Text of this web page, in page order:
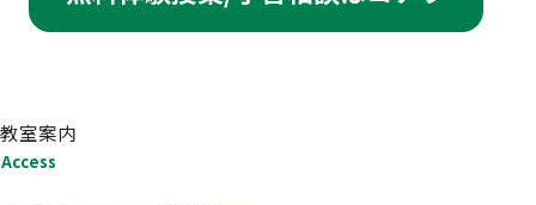
教室案内
Access